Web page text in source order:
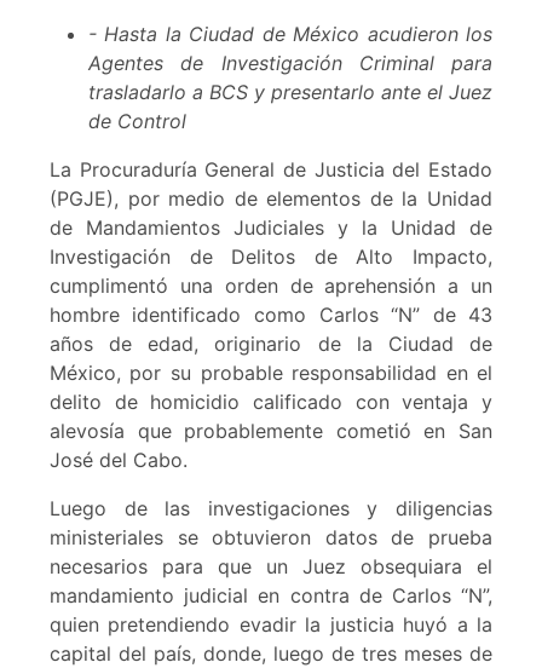
- Hasta la Ciudad de México acudieron los
Agentes de Investigación Criminal para
trasladarlo a BCS y presentarlo ante el Juez
de Control
La Procuraduría General de Justicia del Estado
(PGJE), por medio de elementos de la Unidad
de Mandamientos Judiciales y la Unidad de
Investigación de Delitos de Alto Impacto,
cumplimentó una orden de aprehensión a un
hombre identificado como Carlos “N” de 43
años de edad, originario de la Ciudad de
México, por su probable responsabilidad en el
delito de homicidio calificado con ventaja y
alevosía que probablemente cometió en San
José del Cabo.
Luego de las investigaciones y diligencias
ministeriales se obtuvieron datos de prueba
necesarios para que un Juez obsequiara el
mandamiento judicial en contra de Carlos “N”,
quien pretendiendo evadir la justicia huyó a la
capital del país, donde, luego de tres meses de